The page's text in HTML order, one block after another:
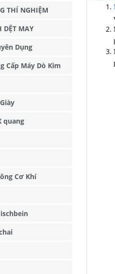
THÍ NGHIỆM
DỆT MAY
Dụng
Cấp Máy Dò Kim
quang
Cơ Khí